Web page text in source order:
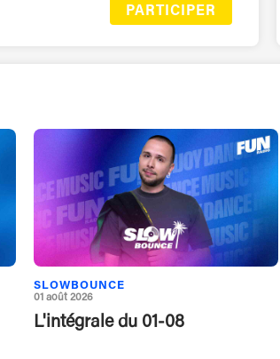
PARTICIPER
SLOWBOUNCE
01 août 2026
L'intégrale du 01-08